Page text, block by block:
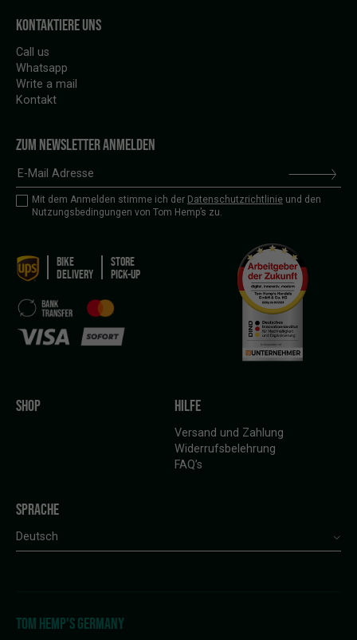
KONTAKTIERE UNS
Call us
Whatsapp
Write a mail
Kontakt
ZUM NEWSLETTER ANMELDEN
Mit dem Anmelden stimme ich der Datenschutzrichtlinie und den
Nutzungsbedingungen von Tom Hemp’s zu.
BIKE
DELIVERY
STORE
PICK-UP
SHOP HILFE
Versand und Zahlung
Widerrufsbelehrung
FAQ’s
SPRACHE
Deutsch
TOM HEMP'S GERMANY